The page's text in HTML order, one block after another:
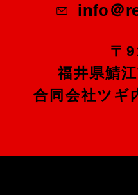
info＠
〒
福井県鯖
合同会社ツギ